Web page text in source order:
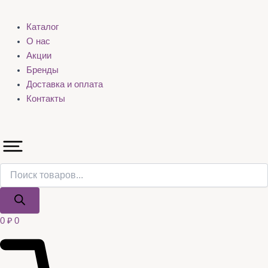
Каталог
О нас
Акции
Бренды
Доставка и оплата
Контакты
0 ₽ 0